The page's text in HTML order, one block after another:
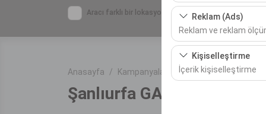
Bu çerezler, sitemizin
etmemizi sağlar. Bu
Reklam (Ads)
Reklam ve reklam
Bu çerezler, size ilgi
etkinliğini (gösterim
Kişiselleştirme
İçerik kişiselleştirme
deneyiminizin
Aracı farklı bir lokasyona bırakacağım
Anasayfa Kampanyalar Şanlıurfa GAP Airport
Şanlıurfa GAP Airport